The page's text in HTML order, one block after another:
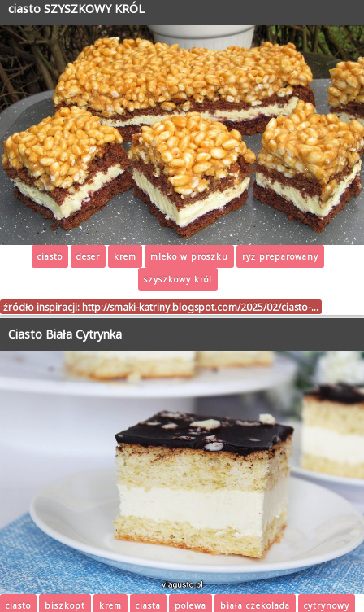
ciasto SZYSZKOWY KRÓL
ciasto deser krem mleko w proszku
ryż preparowany
szyszkowy król
źródło inspiracji: http://smaki-katriny.blogspot.com/2025/02/ciasto-…
Ciasto Biała Cytrynka
ciasto biszkopt krem ciasta polewa biała czekolada cytrynowy